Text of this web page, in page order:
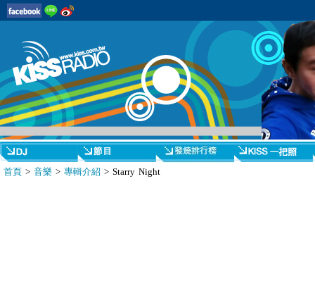
首頁 > 音樂 > 專輯介紹 > Starry Night